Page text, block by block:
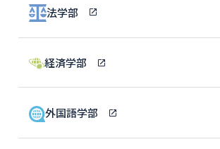
法学部
経済学部
外国語学部